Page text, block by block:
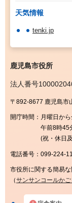
天気情報
tenki.jp
鹿児島市役所
法人番号
〒892-8677 鹿児島市
開庁時間： 月曜日から
午前8時45
(祝・休日
電話番号： 099-224-
市役所に関する簡易な
（サンサンコールかご